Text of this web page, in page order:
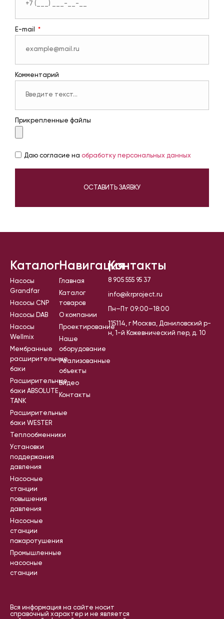
E-mail
Комментарий
Прикрепленные файлы
Даю согласие на обработку персональных данных
ОСТАВИТЬ ЗАЯВКУ
Каталог
Насосы
Grandfar
Насосы CNP
Насосы DAB
Насосы
Wellmix
Мембранные
расширительные
баки
Расширительные
баки ABSOLUTE
TANK
Расширительные
баки WESTER
Теплообменники
Установки
поддержания
давления
Насосные
станции
повышения
давления
Насосные
станции
пожаротушения
Промышленные
насосные
станции
Навигация
Главная
Каталог
товаров
О компании
Проектирование
Наше
оборудование
Реализованные
объекты
Видео
Контакты
Контакты
8 905 555 95 37
info@ikrproject.ru
Пн–Пт 09:00–18:00
115114, г Москва, Даниловский р-
н, 1-й Кожевнический пер, д. 10
Вся информация на сайте носит
справочный характер и не является